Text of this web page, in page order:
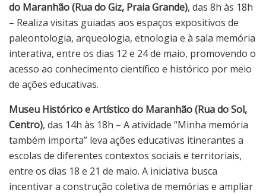
do Maranhão (Rua do Giz, Praia Grande), das 8h às 18h
– Realiza visitas guiadas aos espaços expositivos de
paleontologia, arqueologia, etnologia e à sala memória
interativa, entre os dias 12 e 24 de maio, promovendo o
acesso ao conhecimento científico e histórico por meio
de ações educativas.
Museu Histórico e Artístico do Maranhão (Rua do Sol,
Centro), das 14h às 18h – A atividade “Minha memória
também importa” leva ações educativas itinerantes a
escolas de diferentes contextos sociais e territoriais,
entre os dias 18 e 21 de maio. A iniciativa busca
incentivar a construção coletiva de memórias e ampliar